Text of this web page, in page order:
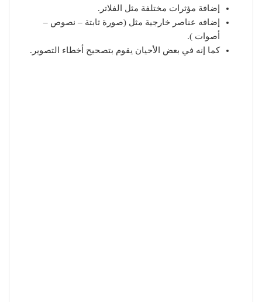
إضافة مؤثرات مختلفة مثل الفلاتر.
إضافه عناصر خارجية مثل (صورة ثابتة – نصوص –
أصوات ).
كما إنه في بعض الأحيان يقوم بتصحيح أخطاء التصوير.